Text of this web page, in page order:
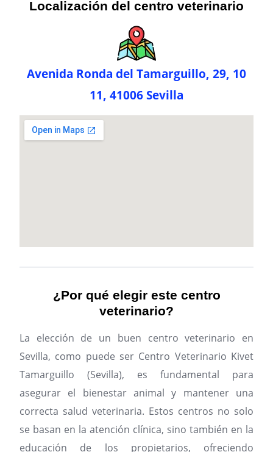
Localización del centro veterinario
Avenida Ronda del Tamarguillo, 29, 10
11, 41006 Sevilla
¿Por qué elegir este centro
veterinario?
La elección de un buen centro veterinario en
Sevilla, como puede ser Centro Veterinario Kivet
Tamarguillo (Sevilla), es fundamental para
asegurar el bienestar animal y mantener una
correcta salud veterinaria. Estos centros no solo
se basan en la atención clínica, sino también en la
educación de los propietarios, ofreciendo